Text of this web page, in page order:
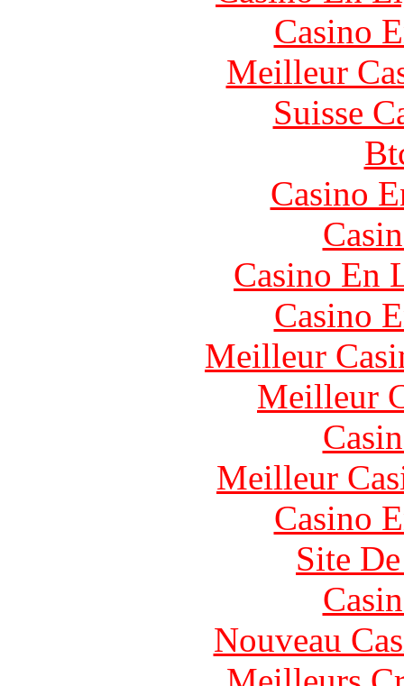
Casino
Meilleur
Suisse
Casino
Casino En
Casino
Meilleur
Meilleur
Meilleur
Casino
Site
Nouveau